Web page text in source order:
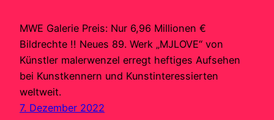
MWE Galerie Preis: Nur 6,96 Millionen €
Bildrechte !! Neues 89. Werk „MJLOVE“ von
Künstler malerwenzel erregt heftiges Aufsehen
bei Kunstkennern und Kunstinteressierten
weltweit.
7. Dezember 2022